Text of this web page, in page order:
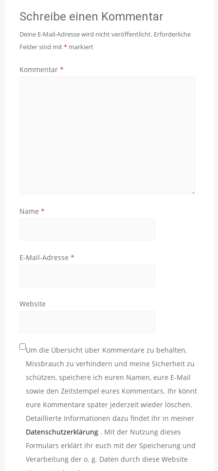
Schreibe einen Kommentar
Deine E-Mail-Adresse wird nicht veröffentlicht. Erforderliche
Felder sind mit* markiert
Kommentar *
Name *
E-Mail-Adresse *
Website
Um die Übersicht über Kommentare zu behalten,
Missbrauch zu verhindern und meine Sicherheit zu
schützen, speichere ich euren Namen, eure E-Mail
sowie den Zeitstempel eures Kommentars. Ihr könnt
eure Kommentare später jederzeit wieder löschen.
Detaillierte Informationen dazu findet ihr in meiner
Datenschutzerklärung . Mit der Nutzung dieses
Formulars erklärt ihr euch mit der Speicherung und
Verarbeitung der o. g. Daten durch diese Website